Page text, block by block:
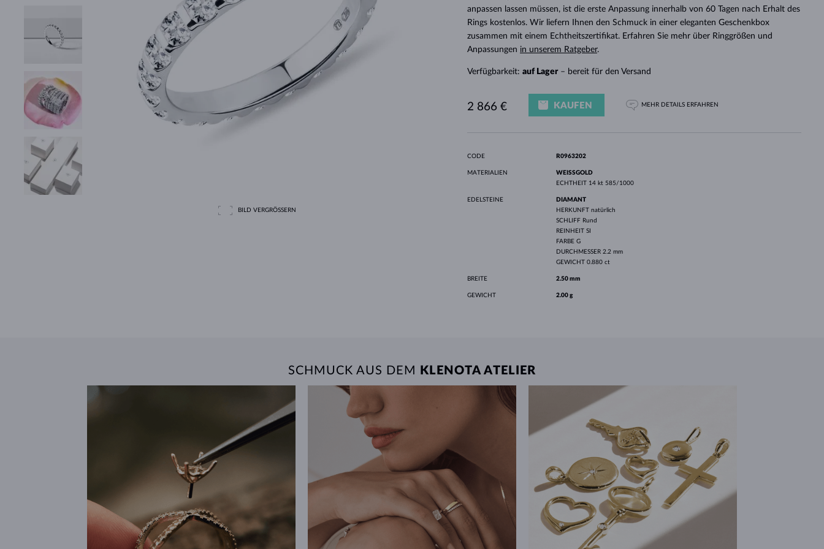
WEISSGOLD
ROSÉGOLD
MAGNETISCHE HALSKETTEN
DURCHSEHEN
SÜSSWASSERPERLEN WEISSGOLD
GRAVIERBARER SCHMUCK
LETNÍ VRSTVENÍ
GESCHENKIDEEN
BILD VERGRÖSSERN
anpassen lassen müssen, ist die erste Anpassung innerhalb von 60 Tagen nach Erhalt des
Rings kostenlos. Wir liefern Ihnen den Schmuck in einer eleganten Geschenkbox
zusammen mit einem Echtheitszertifikat. Erfahren Sie mehr über Ringgrößen und
Anpassungen in unserem Ratgeber.
Verfügbarkeit: auf Lager– bereit für den Versand
2 866 € KAUFEN MEHR DETAILS ERFAHREN
CODE R0963202
MATERIALIEN
WEISSGOLD
ECHTHEIT 14 kt 585/1000
EDELSTEINE
DIAMANT
HERKUNFT natürlich
SCHLIFF Rund
REINHEIT SI
FARBE G
DURCHMESSER 2.2 mm
GEWICHT 0.880 ct
BREITE 2.50 mm
GEWICHT 2.00 g
SCHMUCK AUS DEM KLENOTA ATELIER